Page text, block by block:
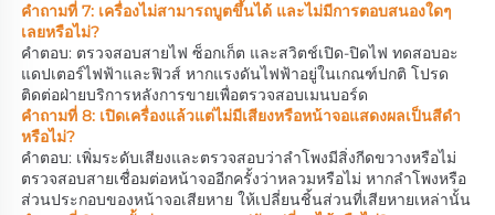
คำถามที่ 7: เครื่องไม่สามารถบูตขึ้นได้ และไม่มีการตอบสนองใดๆ
เลยหรือไม่?
คำตอบ: ตรวจสอบสายไฟ ซ็อกเก็ต และสวิตช์เปิด-ปิดไฟ ทดสอบอะ
แดปเตอร์ไฟฟ้าและฟิวส์ หากแรงดันไฟฟ้าอยู่ในเกณฑ์ปกติ โปรด
ติดต่อฝ่ายบริการหลังการขายเพื่อตรวจสอบเมนบอร์ด
คำถามที่ 8: เปิดเครื่องแล้วแต่ไม่มีเสียงหรือหน้าจอแสดงผลเป็นสีดำ
หรือไม่?
คำตอบ: เพิ่มระดับเสียงและตรวจสอบว่าลำโพงมีสิ่งกีดขวางหรือไม่
ตรวจสอบสายเชื่อมต่อหน้าจออีกครั้งว่าหลวมหรือไม่ หากลำโพงหรือ